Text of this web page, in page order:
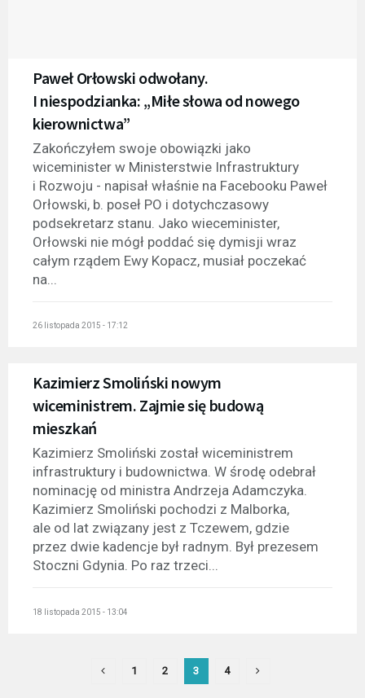
Paweł Orłowski odwołany.
I niespodzianka: „Miłe słowa od nowego
kierownictwa”
Zakończyłem swoje obowiązki jako
wiceminister w Ministerstwie Infrastruktury
i Rozwoju - napisał właśnie na Facebooku Paweł
Orłowski, b. poseł PO i dotychczasowy
podsekretarz stanu. Jako wieceminister,
Orłowski nie mógł poddać się dymisji wraz
całym rządem Ewy Kopacz, musiał poczekać
na...
26 listopada 2015 - 17:12
Kazimierz Smoliński nowym
wiceministrem. Zajmie się budową
mieszkań
Kazimierz Smoliński został wiceministrem
infrastruktury i budownictwa. W środę odebrał
nominację od ministra Andrzeja Adamczyka.
Kazimierz Smoliński pochodzi z Malborka,
ale od lat związany jest z Tczewem, gdzie
przez dwie kadencje był radnym. Był prezesem
Stoczni Gdynia. Po raz trzeci...
18 listopada 2015 - 13:04
1 2 3 4